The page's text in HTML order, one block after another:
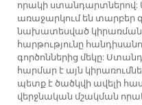
որակի ստանդարտներով:
առաջարկում են տարբեր
նախատեսված կիրառման
հարթությունը
գործոններից մեկը:
հարմար է այն
պետք է ծածկվի ավելի
վերջնական մշակման